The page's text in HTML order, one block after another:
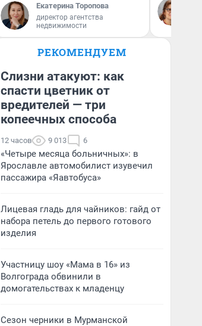
Екатерина Торопова
директор агентства
недвижимости
РЕКОМЕНДУЕМ
Слизни атакуют: как
спасти цветник от
вредителей — три
копеечных способа
12 часов 9 013 6
«Четыре месяца больничных»: в
Ярославле автомобилист изувечил
пассажира «Яавтобуса»
Лицевая гладь для чайников: гайд от
набора петель до первого готового
изделия
Участницу шоу «Мама в 16» из
Волгограда обвинили в
домогательствах к младенцу
Сезон черники в Мурманской